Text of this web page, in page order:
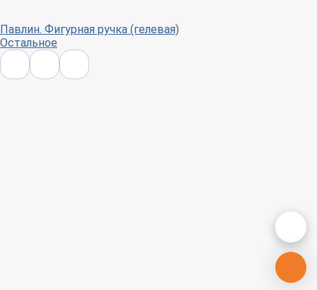
Павлин. Фигурная ручка (гелевая)
Остальное